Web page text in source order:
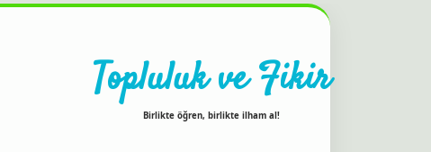
Topluluk ve Fikir
Birlikte öğren, birlikte ilham al!